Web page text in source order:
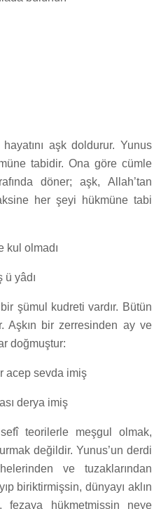
aşk doldurur. Yunus
tabidir. Ona göre cümle
döner; aşk, Allah’tan
her şeyi hükmüne tabi
kul olmadı
ü yâdı
şümul kudreti vardır. Bütün
Aşkın bir zerresinden ay ve
doğmuştur:
acep sevda imiş
derya imiş
teorilerle meşgul olmak,
değildir. Yunus’un derdi
ve tuzaklarından
biriktirmişsin, dünyayı aklın
fezaya hükmetmişsin neye